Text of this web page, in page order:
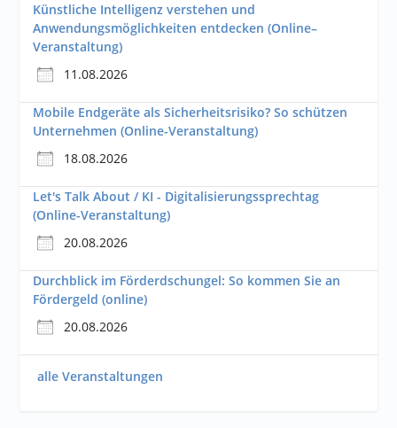
Künstliche Intelligenz verstehen und
Anwendungsmöglichkeiten entdecken (Online–
Veranstaltung)
11.08.2026
Mobile Endgeräte als Sicherheitsrisiko? So schützen
Unternehmen (Online-Veranstaltung)
18.08.2026
Let's Talk About / KI - Digitalisierungssprechtag
(Online-Veranstaltung)
20.08.2026
Durchblick im Förderdschungel: So kommen Sie an
Fördergeld (online)
20.08.2026
alle Veranstaltungen